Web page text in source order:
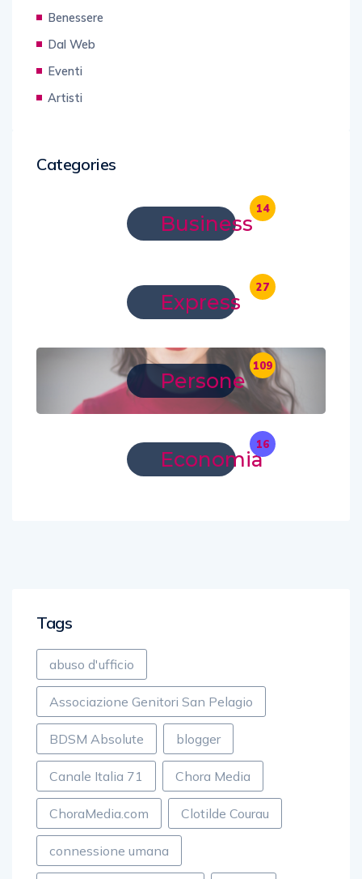
Benessere
Dal Web
Eventi
Artisti
Categories
Business
14
Express
27
Persone
109
Economia
16
Tags
abuso d'ufficio
Associazione Genitori San Pelagio
BDSM Absolute blogger
Canale Italia 71 Chora Media
ChoraMedia.com Clotilde Courau
connessione umana